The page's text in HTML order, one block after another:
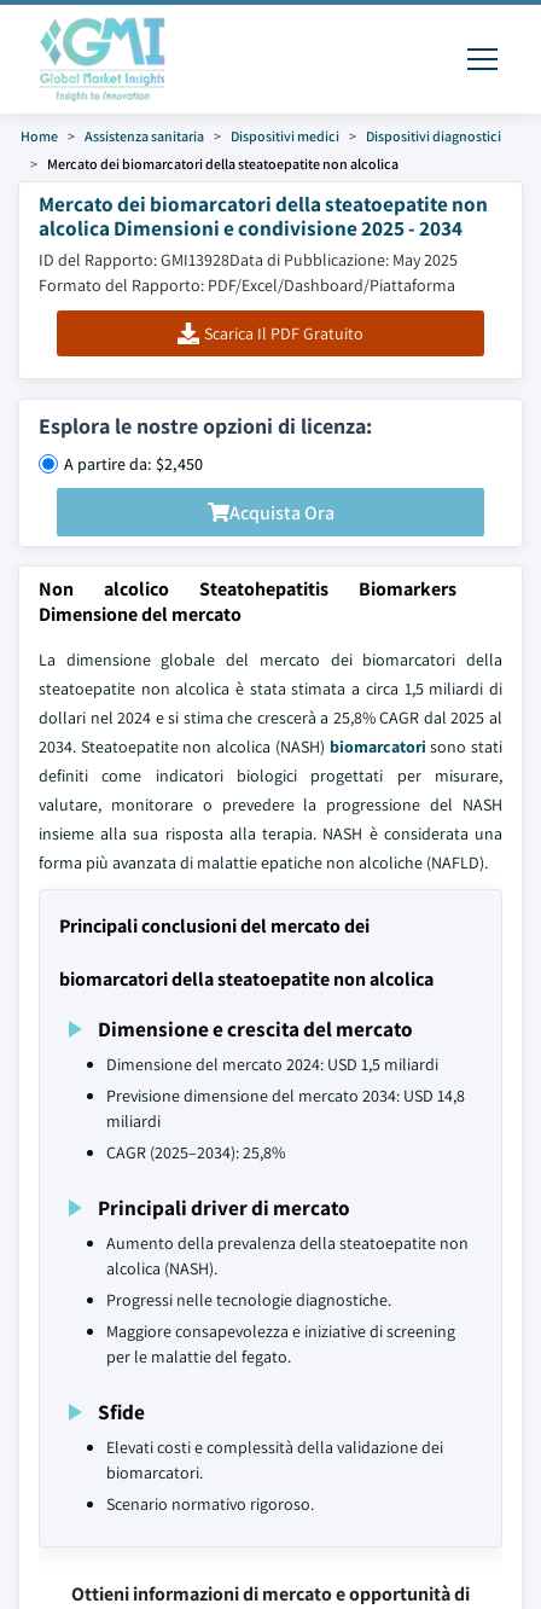
Home Assistenza sanitaria Dispositivi medici
Dispositivi diagnostici
Mercato dei biomarcatori della steatoepatite non alcolica
Mercato dei biomarcatori della steatoepatite non
alcolica Dimensioni e condivisione 2025 - 2034
ID del Rapporto: GMI13928Data di Pubblicazione: May 2025
Formato del Rapporto: PDF/Excel/Dashboard/Piattaforma
Scarica Il PDF Gratuito
Esplora le nostre opzioni di licenza:
A partire da: $2,450
Acquista Ora
Non alcolico Steatohepatitis Biomarkers
Dimensione del mercato
La dimensione globale del mercato dei biomarcatori della
steatoepatite non alcolica è stata stimata a circa 1,5 miliardi di
dollari nel 2024 e si stima che crescerà a 25,8% CAGR dal 2025 al
2034. Steatoepatite non alcolica (NASH) biomarcatori sono stati
definiti come indicatori biologici progettati per misurare,
valutare, monitorare o prevedere la progressione del NASH
insieme alla sua risposta alla terapia. NASH è considerata una
forma più avanzata di malattie epatiche non alcoliche (NAFLD).
Principali conclusioni del mercato dei
biomarcatori della steatoepatite non alcolica
Dimensione e crescita del mercato
Dimensione del mercato 2024: USD 1,5 miliardi
Previsione dimensione del mercato 2034: USD 14,8
miliardi
CAGR (2025–2034): 25,8%
Principali driver di mercato
Aumento della prevalenza della steatoepatite non
alcolica (NASH).
Progressi nelle tecnologie diagnostiche.
Maggiore consapevolezza e iniziative di screening
per le malattie del fegato.
Sfide
Elevati costi e complessità della validazione dei
biomarcatori.
Scenario normativo rigoroso.
Ottieni informazioni di mercato e opportunità di